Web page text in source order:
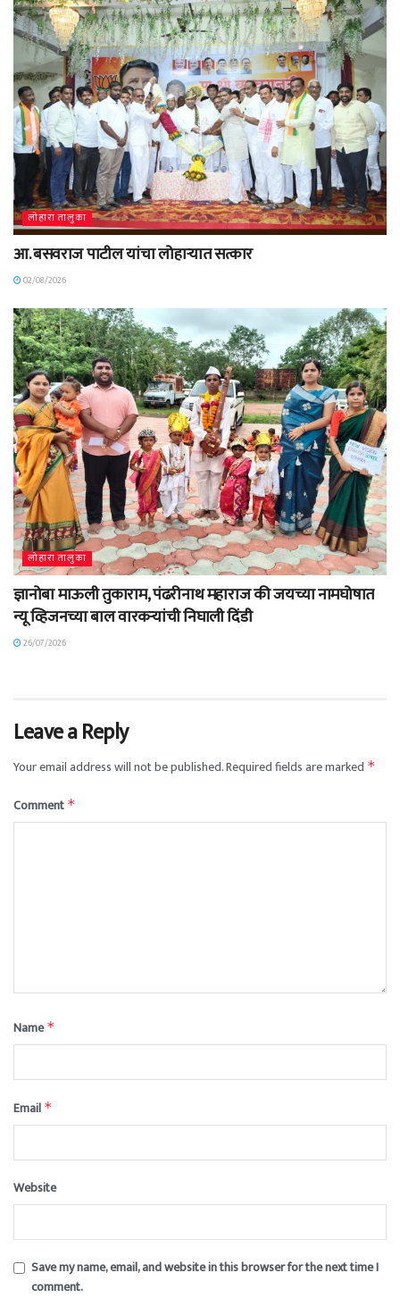
लोहारा तालुका
आ. बसवराज पाटील यांचा लोहाऱ्यात सत्कार
02/08/2026
लोहारा तालुका
ज्ञानोबा माऊली तुकाराम, पंढरीनाथ महाराज की जयच्या नामघोषात
न्यू व्हिजनच्या बाल वारकऱ्यांची निघाली दिंडी
26/07/2026
Leave a Reply
Your email address will not be published.Required fields are marked *
Comment *
Name*
Email *
Website
Save my name, email, and website in this browser for the next time I
comment.